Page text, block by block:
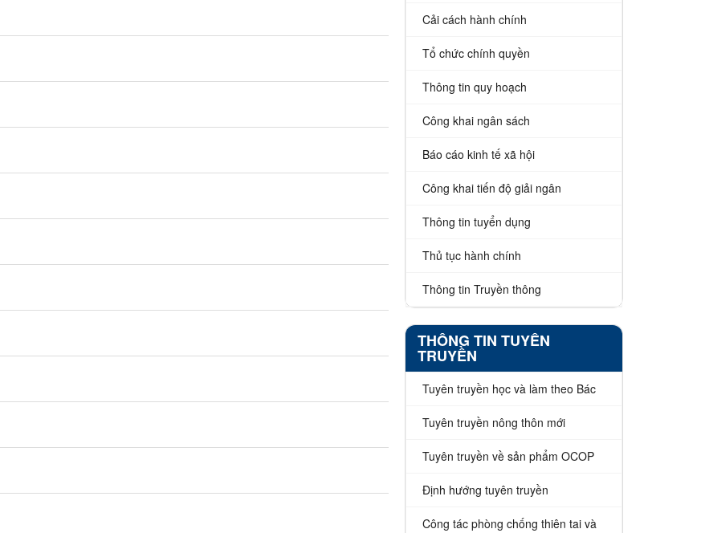
Cải cách hành chính
Tổ chức chính quyền
Thông tin quy hoạch
Công khai ngân sách
Báo cáo kinh tế xã hội
Công khai tiến độ giải ngân
Thông tin tuyển dụng
Thủ tục hành chính
Thông tin Truyền thông
THÔNG TIN TUYÊN
TRUYỀN
Tuyên truyền học và làm theo Bác
Tuyên truyền nông thôn mới
Tuyên truyền về sản phẩm OCOP
Định hướng tuyên truyền
Công tác phòng chống thiên tai và